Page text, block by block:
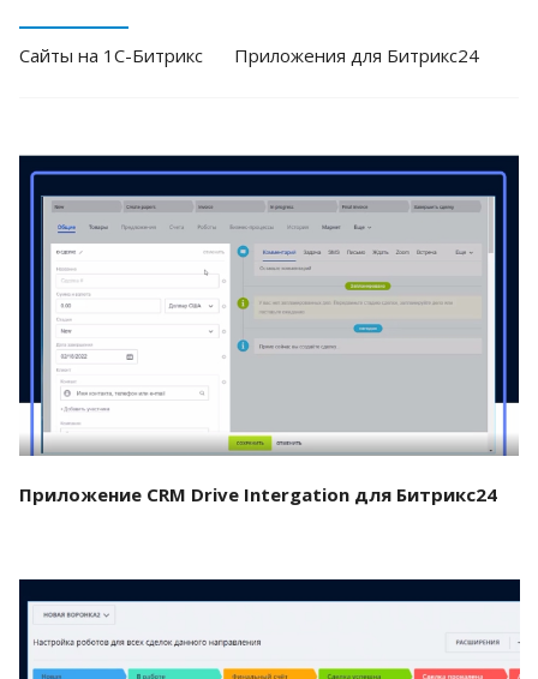
Cайты на 1С-Битрикс Приложения для Битрикс24
Смотреть проект
Приложение CRM Drive Intergation для Битрикс24